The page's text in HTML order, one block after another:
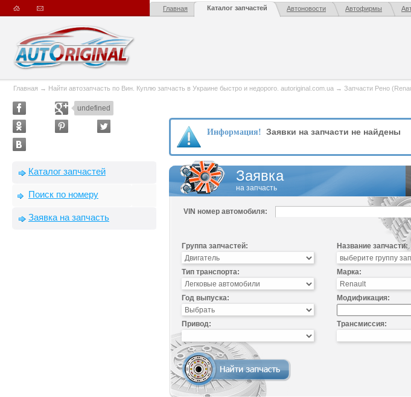
Главная Каталог запчастей Автоновости Автофирмы
Главная → Найти автозапчасть по Вин. Куплю запчасть в Украине быстро и недорого. autoriginal.com.ua → Запчасти Рено
undefined
Каталог запчастей
Поиск по номеру
Заявка на запчасть
Информация! Заявки на запчасти не найдены
Заявка
на запчасть
VIN номер автомобиля:
Группа запчастей: Название запчасти:
Тип транспорта: Марка:
Год выпуска: Модификация:
Привод: Трансмиссия: